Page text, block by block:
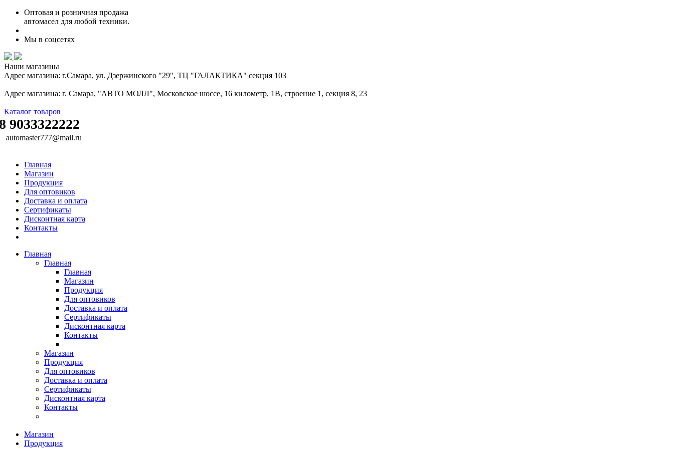
Оптовая и розничная продажа
автомасел для любой техники.
Мы в соцсетях
Наши магазины
Адрес магазина: г.Самара, ул. Дзержинского "29", ТЦ "ГАЛАКТИКА" секция 103
Адрес магазина: г. Самара, "АВТО МОЛЛ", Московское шоссе, 16 километр, 1В, строение 1, секция 8, 23
Каталог товаров
9033322222
automaster777@mail.ru
Главная
Магазин
Продукция
Для оптовиков
Доставка и оплата
Сертификаты
Дисконтная карта
Контакты
Главная
Главная
Главная
Магазин
Продукция
Для оптовиков
Доставка и оплата
Сертификаты
Дисконтная карта
Контакты
Магазин
Продукция
Для оптовиков
Доставка и оплата
Сертификаты
Дисконтная карта
Контакты
Магазин
Продукция